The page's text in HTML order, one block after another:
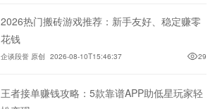
2026热门搬砖游戏推荐：新手友好、稳定赚零
花钱
企谈段誉 原创 2026-08-10T15:46:37 29
王者接单赚钱攻略：5款靠谱APP助低星玩家轻